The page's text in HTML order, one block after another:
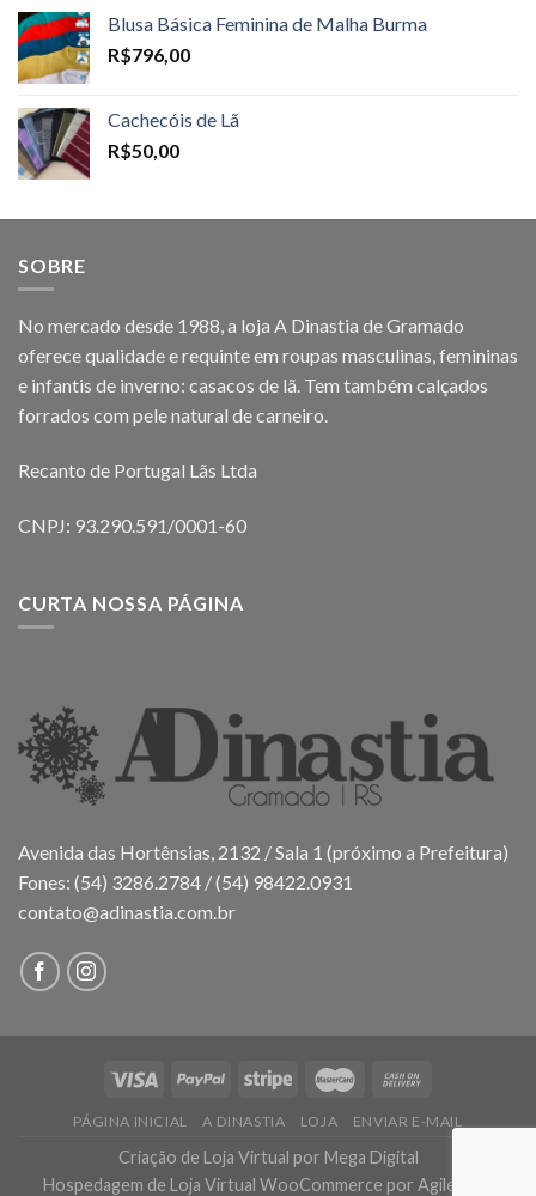
Blusa Básica Feminina de Malha Burma
R$796,00
Cachecóis de Lã
R$50,00
SOBRE
No mercado desde 1988, a loja A Dinastia de Gramado
oferece qualidade e requinte em roupas masculinas, femininas
e infantis de inverno: casacos de lã. Tem também calçados
forrados com pele natural de carneiro.
Recanto de Portugal Lãs Ltda
CNPJ: 93.290.591/0001-60
CURTA NOSSA PÁGINA
Avenida das Hortênsias, 2132 / Sala 1 (próximo a Prefeitura)
Fones: (54) 3286.2784 / (54) 98422.0931
contato@adinastia.com.br
PÁGINA INICIAL A DINASTIA LOJA ENVIAR E-MAIL
Criação de Loja Virtual por Mega Digital
Hospedagem de Loja Virtual WooCommerce por AgileHost